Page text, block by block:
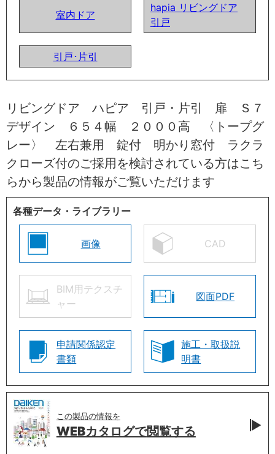
室内ドア
hapia リビングドア
引戸
引戸･片引
リビングドア ハピア 引戸・片引 扉 Ｓ７
デザイン ６５４幅 ２０００高 〈トープグ
レー〉 左右兼用 錠付 明かり窓付 ラクラ
クローズ付のご採用を検討されている方はこち
らから製品の情報がご覧いただけます
各種データ・ライブラリー
画像 CAD
BIM用テクスチ
ャー
図面PDF
申請関係認定
書類
施工・取扱説
明書
この製品の情報を
WEBカタログで閲覧する